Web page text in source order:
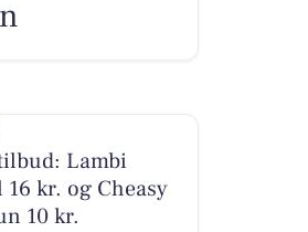
Lambi
kr. og Cheasy
10 kr.